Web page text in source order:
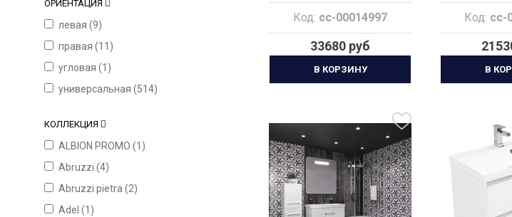
ОРИЕНТАЦИЯ
левая (9)
правая (11 )
угловая (1 )
универсальная (514)
КОЛЛЕКЦИЯ
ALBION PROMO (1 )
Abruzzi (4)
Abruzzi pietra (2)
Adel (1 )
Код: cc-00014997
33680 руб
В КОРЗИНУ
Код: cc-
В